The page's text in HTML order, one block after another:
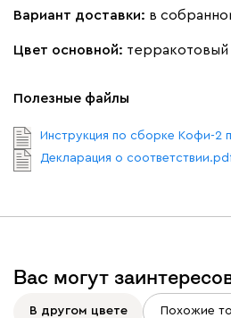
Вариант доставки: в
Цвет основной: терракотовый
Полезные файлы
Инструкция по сборке Кофи-2
Декларация о
Вас могут
В другом цвете Похожие